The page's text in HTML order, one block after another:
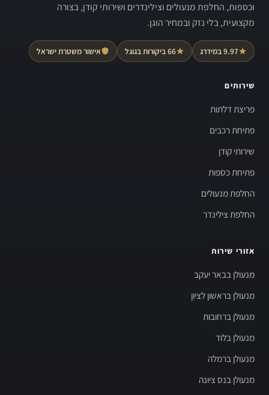
וכספות, החלפת מנעולים וצילינדרים ושירותי קודן, בצורה
מקצועית, בלי נזק ובמחיר הוגן.
9.97 במידרג 66 ביקורות בגוגל אישור משטרת ישראל
שירותים
פריצת דלתות
פתיחת רכבים
שירותי קודן
פתיחת כספות
החלפת מנעולים
החלפת צילינדר
אזורי שירות
מנעולן בבאר יעקב
מנעולן בראשון לציון
מנעולן ברחובות
מנעולן בלוד
מנעולן ברמלה
מנעולן בנס ציונה